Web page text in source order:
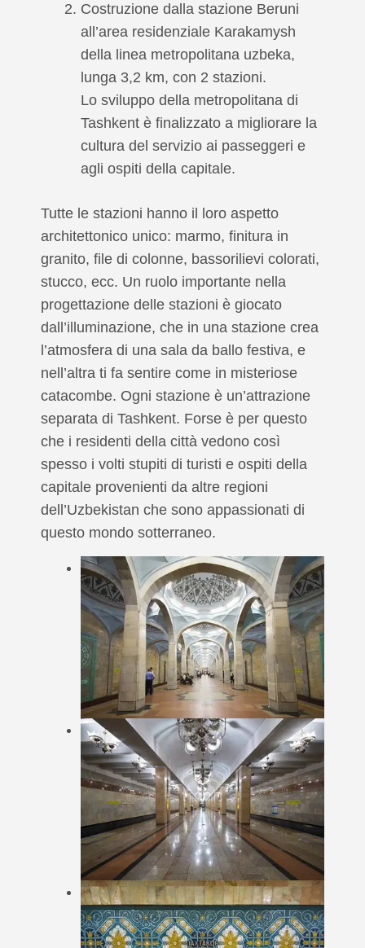
Costruzione dalla stazione Beruni
all’area residenziale Karakamysh
della linea metropolitana uzbeka,
lunga 3,2 km, con 2 stazioni.
Lo sviluppo della metropolitana di
Tashkent è finalizzato a migliorare la
cultura del servizio ai passeggeri e
agli ospiti della capitale.
Tutte le stazioni hanno il loro aspetto
architettonico unico: marmo, finitura in
granito, file di colonne, bassorilievi colorati,
stucco, ecc. Un ruolo importante nella
progettazione delle stazioni è giocato
dall’illuminazione, che in una stazione crea
l’atmosfera di una sala da ballo festiva, e
nell’altra ti fa sentire come in misteriose
catacombe. Ogni stazione è un’attrazione
separata di Tashkent. Forse è per questo
che i residenti della città vedono così
spesso i volti stupiti di turisti e ospiti della
capitale provenienti da altre regioni
dell’Uzbekistan che sono appassionati di
questo mondo sotterraneo.